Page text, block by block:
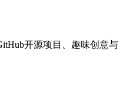
开源项目、趣味创意与